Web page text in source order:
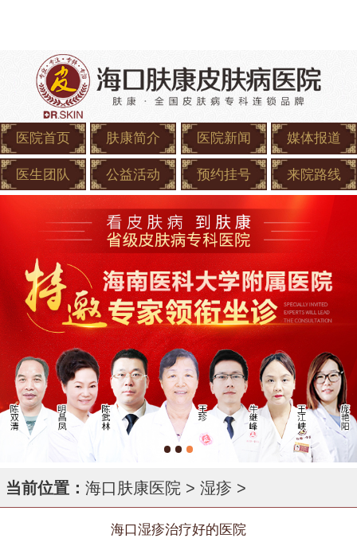
医院首页 肤康简介 医院新闻 媒体报道
医生团队 公益活动 预约挂号 来院路线
当前位置： 海口肤康医院 > 湿疹 >
海口湿疹治疗好的医院